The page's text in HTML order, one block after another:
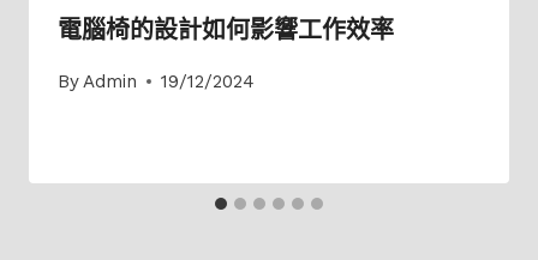
電腦椅的設計如何影響工作效率
ByAdmin 19/12/2024